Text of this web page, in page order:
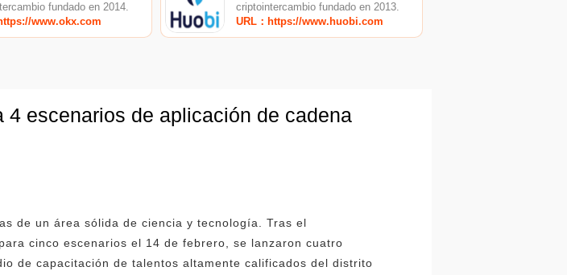
fundado en 2014.
www.okx.com
criptointercambio fundado en 2013.
URL：https://www.huobi.com
escenarios de aplicación de cadena
de un área sólida de ciencia y tecnología. Tras el
cinco escenarios el 14 de febrero, se lanzaron cuatro
de capacitación de talentos altamente calificados del distrito